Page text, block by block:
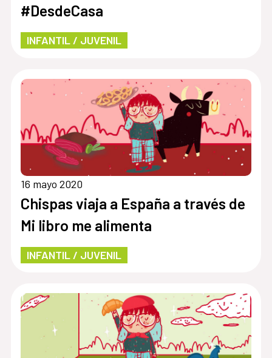
#DesdeCasa
INFANTIL / JUVENIL
16 mayo 2020
Chispas viaja a España a través de
Mi libro me alimenta
INFANTIL / JUVENIL